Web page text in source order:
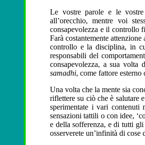
Le vostre parole e le vostre
all’orecchio, mentre voi
consapevolezza e il controllo
Farà costantemente
controllo e la disciplina, in
responsabili del
consapevolezza, a sua volta
samadhi, come fattore
Una volta che la mente sia
riflettere su ciò che è salutare
sperimentate i vari
sensazioni tattili o con idee,
e della sofferenza, e di tutti gli
osserverete un’infinità di cose